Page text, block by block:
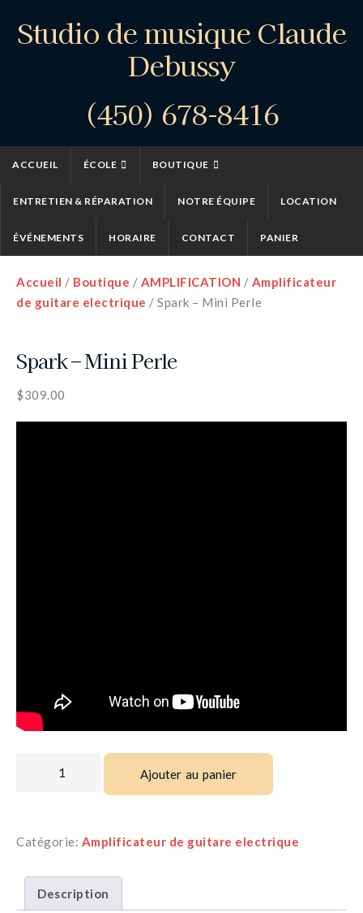
Studio de musique Claude
Debussy
(450) 678-8416
ACCUEIL ÉCOLE BOUTIQUE
ENTRETIEN & RÉPARATION NOTRE ÉQUIPE LOCATION
ÉVÉNEMENTS HORAIRE CONTACT PANIER
Accueil / Boutique / AMPLIFICATION / Amplificateur
de guitare electrique / Spark – Mini Perle
Spark – Mini Perle
$309.00
Ajouter au panier
Catégorie: Amplificateur de guitare electrique
Description